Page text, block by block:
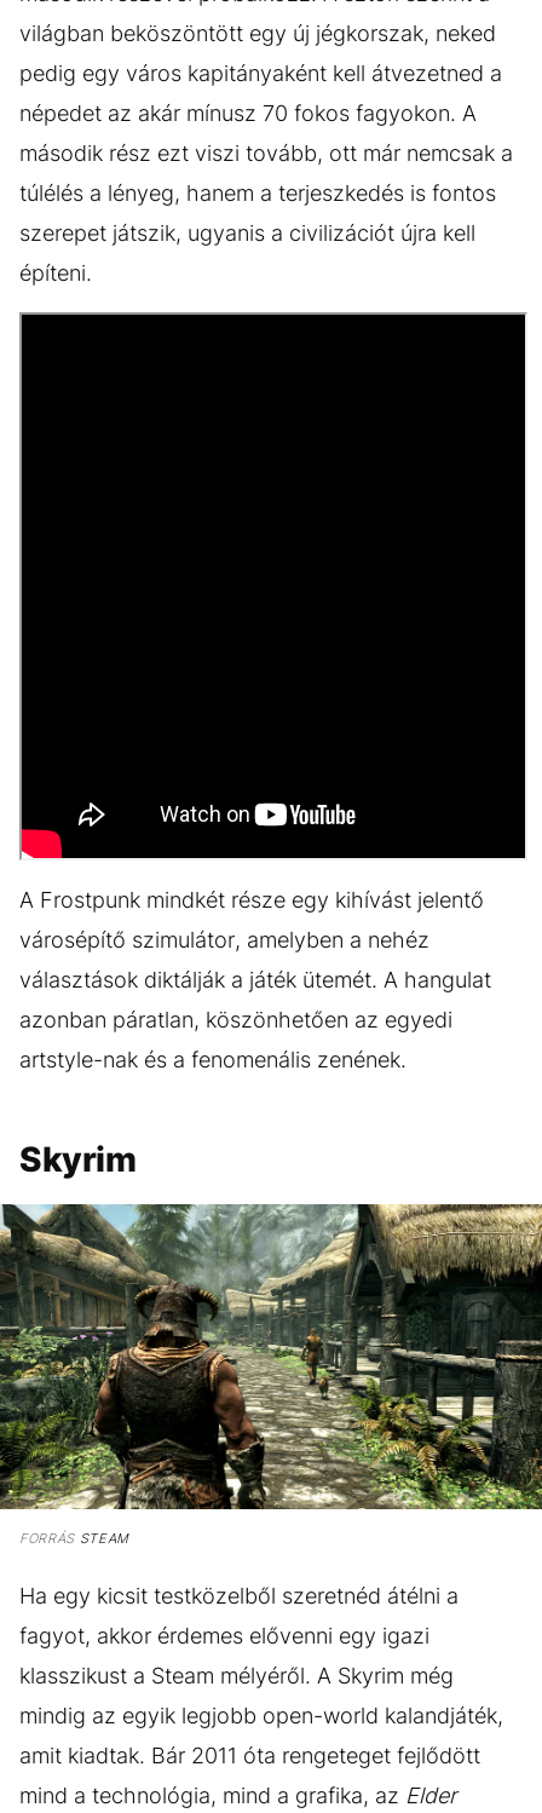
világban beköszöntött egy új jégkorszak, neked
pedig egy város kapitányaként kell átvezetned a
népedet az akár mínusz 70 fokos fagyokon. A
második rész ezt viszi tovább, ott már nemcsak a
túlélés a lényeg, hanem a terjeszkedés is fontos
szerepet játszik, ugyanis a civilizációt újra kell
építeni.
A Frostpunk mindkét része egy kihívást jelentő
városépítő szimulátor, amelyben a nehéz
választások diktálják a játék ütemét. A hangulat
azonban páratlan, köszönhetően az egyedi
artstyle-nak és a fenomenális zenének.
Skyrim
FORRÁSSTEAM
Ha egy kicsit testközelből szeretnéd átélni a
fagyot, akkor érdemes elővenni egy igazi
klasszikust a Steam mélyéről. A Skyrim még
mindig az egyik legjobb open-world kalandjáték,
amit kiadtak. Bár 2011 óta rengeteget fejlődött
mind a technológia, mind a grafika, az Elder